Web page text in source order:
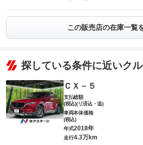
この販売店の在庫一覧
探している条件に近いク
ＣＸ－５
支払総額
(税込)(リ済込・追)
車両本体価格
(税込)
年式2018年
走行4.3万km